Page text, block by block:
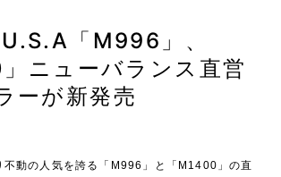
「M996」、
ニューバランス直営
ーが新発売
不動の人気を誇る「M996」と「M1400」の直